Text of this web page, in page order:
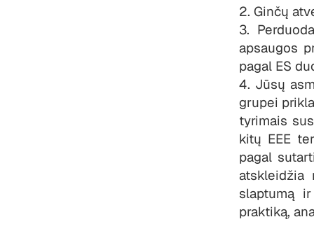
2. Ginčų
3.
apsaugos
pagal ES
4. Jūsų
grupei
tyrimais
kitų EEE
pagal
atskleidžia
slaptumą
praktiką,